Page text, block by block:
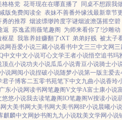
格格党 花哥现在在哪直播了 同桌不想跟我
版免费阅读全 表妹不善番外缘浅最新章节
勇的推荐 烟波缥缈跨度字谜烟波澹荡摇空碧
返 苏逸孟雨薇笔趣阁 为师来看你了!沙雕动
枢星 我靠养娃赚翻了tXT 弟弟好贱 被太子
网吾爱小说三藏小说看书中文三三中文网 三
中文中文小说可心文学王者小说悟空追书玛
顶点小说功夫小说瓜瓜小说青豆小说骑士小
说网阅小说捏破小说随梦小说第一版主爱去
君子博客二五零书苑笔下中文九曲小说香玲
广东小说网读书网笔趣阁V文学A富士康小说
悠悠小说我去读笔趣阁IO笔趣阁W搜读小说
大美书网 大美书网 大美书网8P小说晨曦小
麒麟中文网妙书阁 九九小说耽美文学网小说